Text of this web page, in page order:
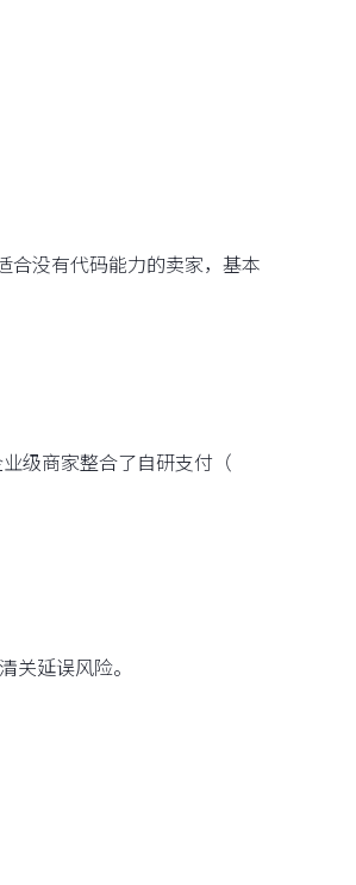
合没有代码能力的卖家，基本
级商家整合了自研支付（
关延误风险。